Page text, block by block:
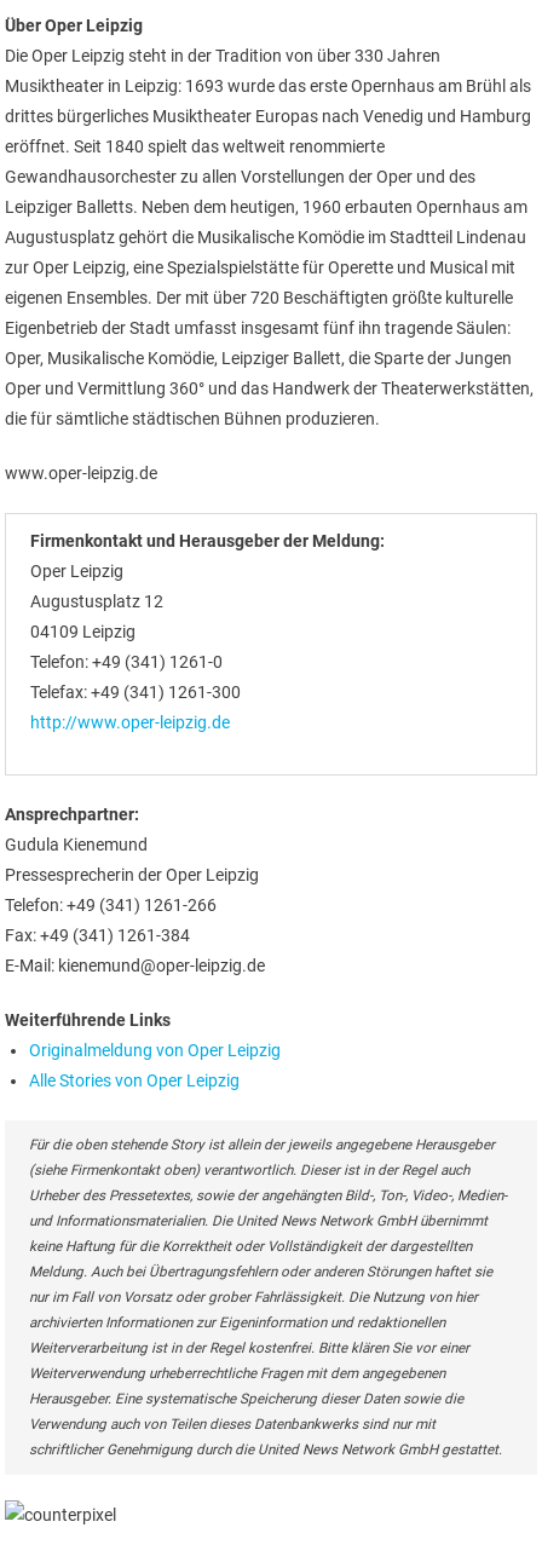
Über Oper Leipzig
Die Oper Leipzig steht in der Tradition von über 330 Jahren
Musiktheater in Leipzig: 1693 wurde das erste Opernhaus am Brühl als
drittes bürgerliches Musiktheater Europas nach Venedig und Hamburg
eröffnet. Seit 1840 spielt das weltweit renommierte
Gewandhausorchester zu allen Vorstellungen der Oper und des
Leipziger Balletts. Neben dem heutigen, 1960 erbauten Opernhaus am
Augustusplatz gehört die Musikalische Komödie im Stadtteil Lindenau
zur Oper Leipzig, eine Spezialspielstätte für Operette und Musical mit
eigenen Ensembles. Der mit über 720 Beschäftigten größte kulturelle
Eigenbetrieb der Stadt umfasst insgesamt fünf ihn tragende Säulen:
Oper, Musikalische Komödie, Leipziger Ballett, die Sparte der Jungen
Oper und Vermittlung 360° und das Handwerk der Theaterwerkstätten,
die für sämtliche städtischen Bühnen produzieren.
www.oper-leipzig.de
Firmenkontakt und Herausgeber der Meldung:
Oper Leipzig
Augustusplatz 12
04109 Leipzig
Telefon: +49 (341) 1261-0
Telefax: +49 (341) 1261-300
http://www.oper-leipzig.de
Ansprechpartner:
Gudula Kienemund
Pressesprecherin der Oper Leipzig
Telefon: +49 (341) 1261-266
Fax: +49 (341) 1261-384
E-Mail: kienemund@oper-leipzig.de
Weiterführende Links
Originalmeldung von Oper Leipzig
Alle Stories von Oper Leipzig
Für die oben stehende Story ist allein der jeweils angegebene Herausgeber
(siehe Firmenkontakt oben) verantwortlich. Dieser ist in der Regel auch
Urheber des Pressetextes, sowie der angehängten Bild-, Ton-, Video-, Medien-
und Informationsmaterialien. Die United News Network GmbH übernimmt
keine Haftung für die Korrektheit oder Vollständigkeit der dargestellten
Meldung. Auch bei Übertragungsfehlern oder anderen Störungen haftet sie
nur im Fall von Vorsatz oder grober Fahrlässigkeit. Die Nutzung von hier
archivierten Informationen zur Eigeninformation und redaktionellen
Weiterverarbeitung ist in der Regel kostenfrei. Bitte klären Sie vor einer
Weiterverwendung urheberrechtliche Fragen mit dem angegebenen
Herausgeber. Eine systematische Speicherung dieser Daten sowie die
Verwendung auch von Teilen dieses Datenbankwerks sind nur mit
schriftlicher Genehmigung durch die United News Network GmbH gestattet.